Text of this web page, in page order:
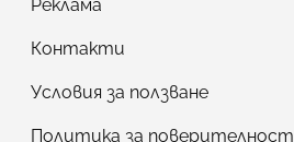
Реклама
Контакти
Условия за ползване
Политика за поверителност